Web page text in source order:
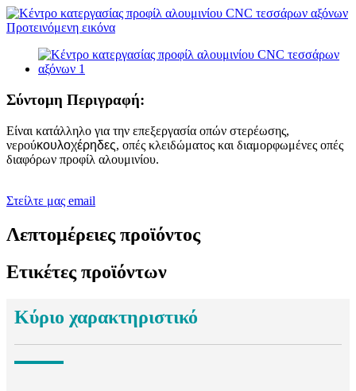
Σύντομη Περιγραφή:
Είναι κατάλληλο για την επεξεργασία οπών στερέωσης,
νερούκουλοχέρηδες, οπές κλειδώματος και διαμορφωμένες οπές
διαφόρων προφίλ αλουμινίου.
Στείλτε μας email
Λεπτομέρειες προϊόντος
Ετικέτες προϊόντων
Κύριο χαρακτηριστικό